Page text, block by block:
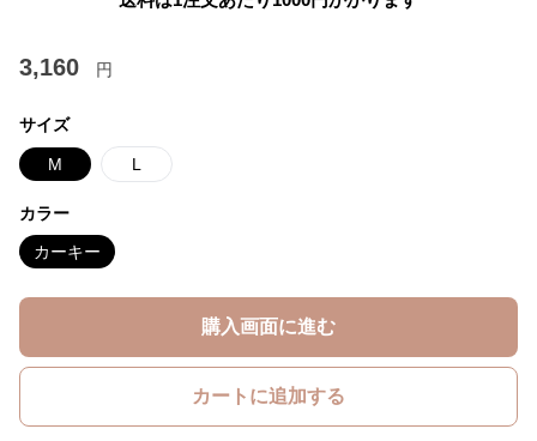
3,160 円
サイズ
M L
カラー
カーキー
購入画面に進む
カートに追加する